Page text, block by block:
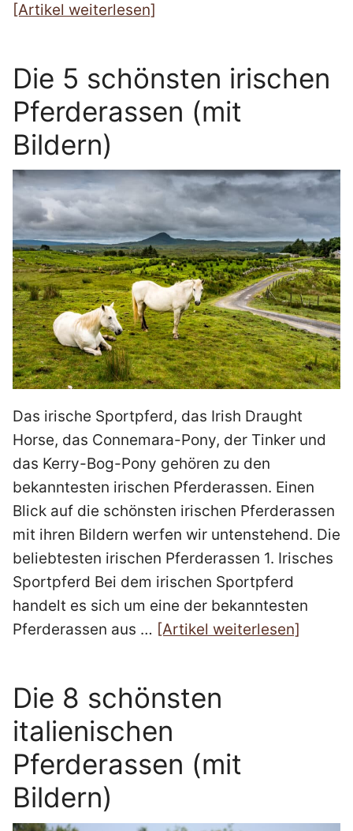
[Artikel weiterlesen]
Die 5 schönsten irischen
Pferderassen (mit
Bildern)
Das irische Sportpferd, das Irish Draught
Horse, das Connemara-Pony, der Tinker und
das Kerry-Bog-Pony gehören zu den
bekanntesten irischen Pferderassen. Einen
Blick auf die schönsten irischen Pferderassen
mit ihren Bildern werfen wir untenstehend. Die
beliebtesten irischen Pferderassen 1. Irisches
Sportpferd Bei dem irischen Sportpferd
handelt es sich um eine der bekanntesten
Pferderassen aus … [Artikel weiterlesen]
Die 8 schönsten
italienischen
Pferderassen (mit
Bildern)